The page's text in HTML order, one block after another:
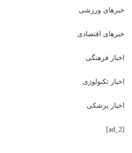
خبرهای ورزشی
خبرهای اقتصادی
اخبار فرهنگی
اخبار تکنولوژی
اخبار پزشکی
[ad_2]